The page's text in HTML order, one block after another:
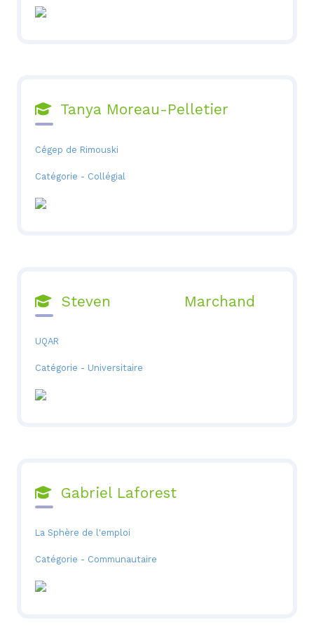
Tanya Moreau-Pelletier
Cégep de Rimouski
Catégorie - Collégial
Steven Marchand
UQAR
Catégorie - Universitaire
Gabriel Laforest
La Sphère de l'emploi
Catégorie - Communautaire